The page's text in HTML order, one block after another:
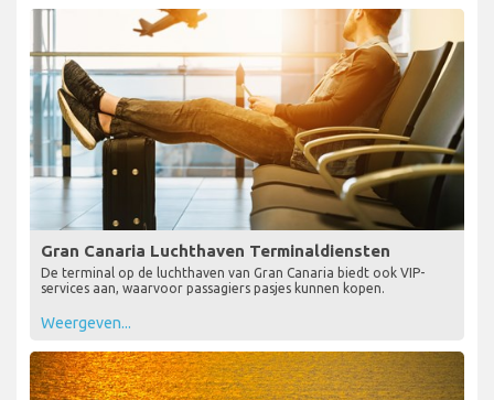
Gran Canaria Luchthaven Terminaldiensten
De terminal op de luchthaven van Gran Canaria biedt ook VIP-
services aan, waarvoor passagiers pasjes kunnen kopen.
Weergeven...